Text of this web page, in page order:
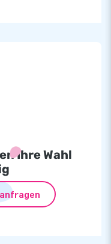
Ihre Wahl